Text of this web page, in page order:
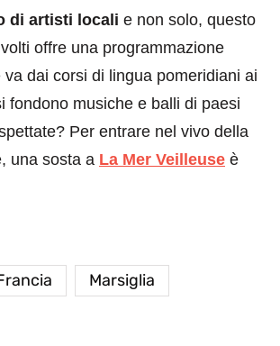
di artisti locali e non solo, questo
offre una programmazione
dai corsi di lingua pomeridiani ai
fondono musiche e balli di paesi
Per entrare nel vivo della
una sosta a La Mer Veilleuse è
Marsiglia